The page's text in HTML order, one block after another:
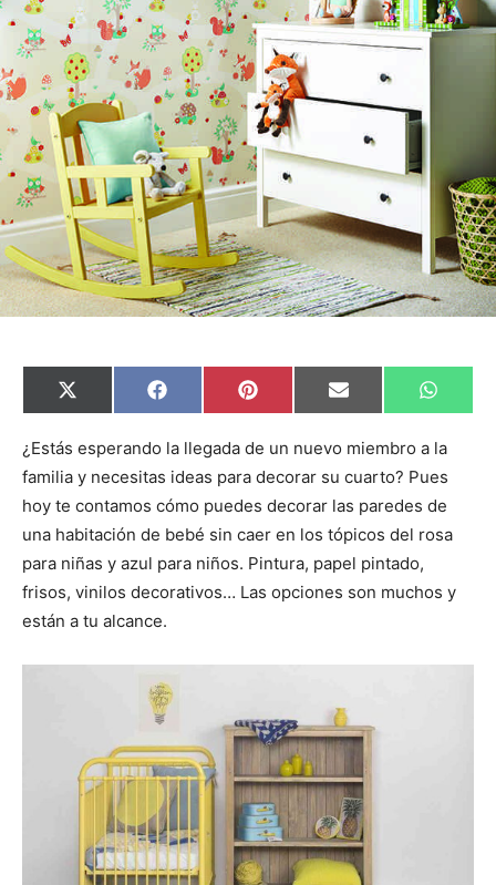
C
o
p
r
i
r
e
n
X
(
w
t
t
e
r
)
C
o
p
r
t
i
r
e
n
F
a
e
o
o
k
C
o
p
r
i
r
e
n
P
i
t
r
e
s
t
C
o
p
r
i
r
e
n
E
m
i
C
o
p
r
t
i
r
e
W
h
t
A
p
p
¿Estás esperando la llegada de un nuevo miembro a la
familia y necesitas ideas para decorar su cuarto? Pues
hoy te contamos cómo puedes decorar las paredes de
una habitación de bebé sin caer en los tópicos del rosa
para niñas y azul para niños. Pintura, papel pintado,
frisos, vinilos decorativos… Las opciones son muchos y
están a tu alcance.